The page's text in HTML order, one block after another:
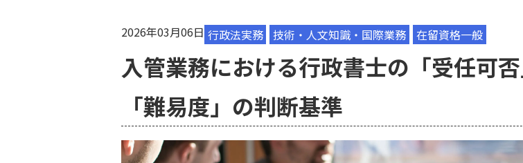
2026年03月06日 行政法実務 技術・人文知識・国際業務 在留資格一般
入管業務における行政書士の「受任可
「難易度」の判断基準